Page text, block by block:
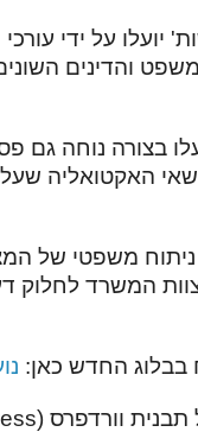
על ידי עורכי
והדינים
בצורה נוחה גם
האקטואליה
ניתוח משפטי של
המשרד לחלוק
בבלוג החדש כאן:
וורדפרס